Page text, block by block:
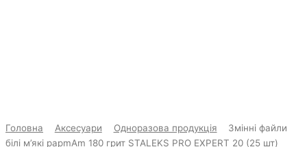
Головна Аксесуари Одноразова продукція
Змінні файли
білі м’які papmAm 180 грит STALEKS PRO EXPERT 20 (25 шт)
шт)
кількість